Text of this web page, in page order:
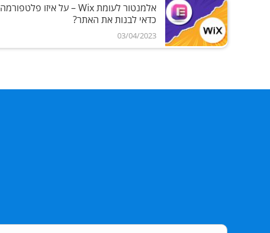
אלמנטור לעומת Wix – על איזו פלטפורמה
כדאי לבנות את האתר?
03/04/2023